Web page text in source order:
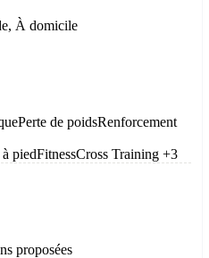
À domicile
Perte de poidsRenforcement
piedFitnessCross Training +3
proposées